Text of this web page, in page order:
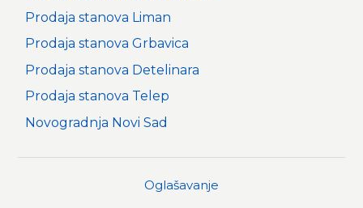
Prodaja stanova Liman
Prodaja stanova Grbavica
Prodaja stanova Detelinara
Prodaja stanova Telep
Novogradnja Novi Sad
Oglašavanje